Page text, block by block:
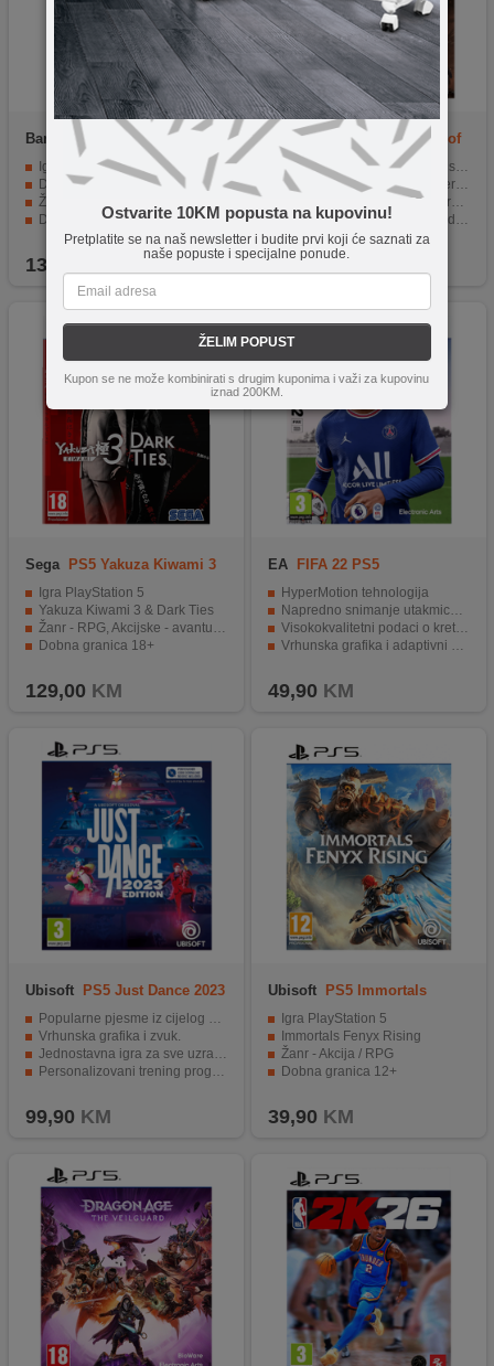
Ostvarite 10KM popusta na kupovinu!
Pretplatite se na naš newsletter i budite prvi koji će saznati za
naše popuste i specijalne ponude.
ŽELIM POPUST
Kupon se ne može kombinirati s drugim kuponima i važi za kupovinu
iznad 200KM.
Bandai Namco
Switch
Donkey Kong Country
Igra za Nintendo Switch
Donkey Kong Country:Tropical Freeze
Žanr - Simulacija
Dobna granica 3+
139,90
Bandai Namco
PS5 Tales of
Arise EU
PS5 platforma za vrhunsko iskustvo igranja
4K Ultra HD grafika za nevjerojatan realizam
Brzo učitavanje i besprijekorno igranje
Prikladna za igrače starije od 12 godina
Online multiplayer mod za igranje s prijateljima
99,00KM
Sega
PS5 Yakuza Kiwami 3
Igra PlayStation 5
Yakuza Kiwami 3 & Dark Ties
Žanr - RPG, Akcijske - avanturističke
Dobna granica 18+
129,00 KM
EA FIFA 22 PS5
HyperMotion tehnologija
Napredno snimanje utakmica 11v11
Visokokvalitetni podaci o kretanju igrača
Vrhunska grafika i adaptivni zvuk
49,90 KM
Ubisoft PS5 Just Dance 2023
Popularne pjesme iz cijelog svijeta.
Vrhunska grafika i zvuk.
Jednostavna igra za sve uzraste.
Personalizovani trening programi i modovi igre.
99,90 KM
Ubisoft
PS5 Immortals
Igra PlayStation 5
Immortals Fenyx Rising
Žanr - Akcija / RPG
Dobna granica 12+
39,90 KM